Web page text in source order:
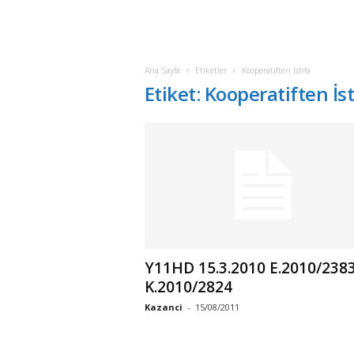
Ana Sayfa Etiketler Kooperatiften İstifa
Etiket: Kooperatiften
Y11HD 15.3.2010 E.2010/
K.2010/2824
Kazanci - 15/08/2011